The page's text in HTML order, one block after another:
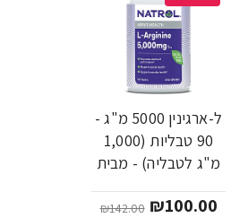
ל-ארגינין 5000 מ"ג -
90 טבליות (1,000
מ"ג לטבליה) - מבית
₪100.00
₪142.00